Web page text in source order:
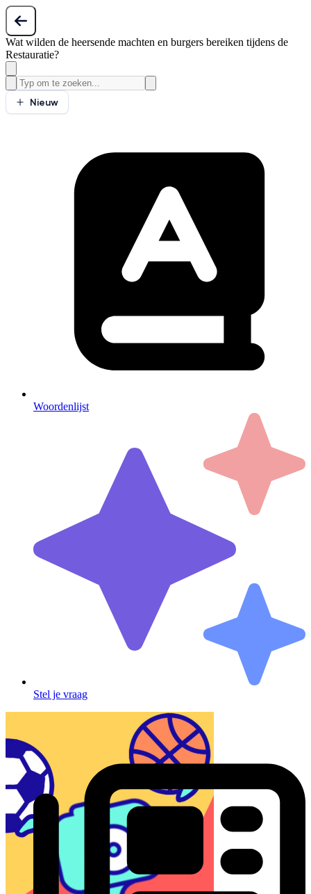
Wat wilden de heersende machten en burgers bereiken tijdens de
Restauratie?
Nieuw
Woordenlijst
Stel je vraag